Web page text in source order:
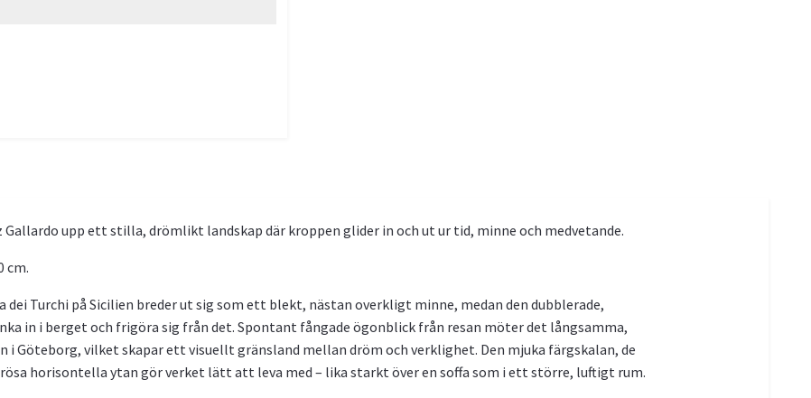
upp ett stilla, drömlikt landskap där kroppen glider in och ut ur tid, minne och medvetande.
cm.
dei Turchi på Sicilien breder ut sig som ett blekt, nästan overkligt minne, medan den dubblerade,
in i berget och frigöra sig från det. Spontant fångade ögonblick från resan möter det långsamma,
Göteborg, vilket skapar ett visuellt gränsland mellan dröm och verklighet. Den mjuka färgskalan, de
horisontella ytan gör verket lätt att leva med – lika starkt över en soffa som i ett större, luftigt rum.